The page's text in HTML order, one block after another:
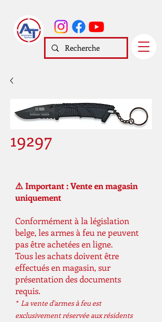
19297
⚠️ Important : Vente en magasin
uniquement
Conformément à la législation
belge, les armes à feu ne peuvent
pas être achetées en ligne.
Tous les achats doivent être
effectués en magasin, sur
présentation des documents
requis.
* La vente d'armes à feu est
exclusivement réservée aux résidents